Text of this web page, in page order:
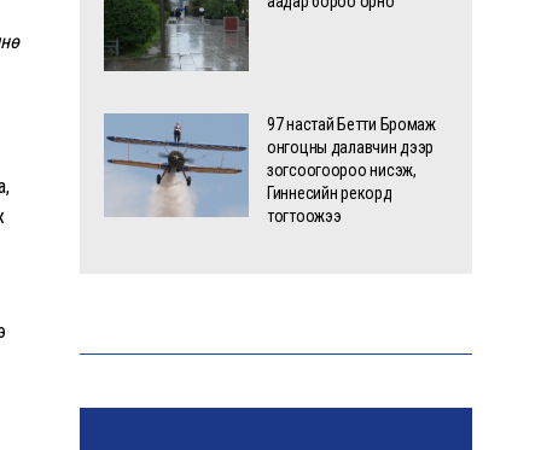
97 настай Бетти Бромаж
онгоцны далавчин дээр
зогсоогоороо нисэж,
Гиннесийн рекорд
тогтоожээ
шуурхай зохион байгуулж